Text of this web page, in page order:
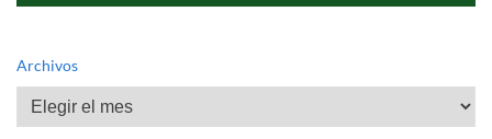
Archivos
Archivos